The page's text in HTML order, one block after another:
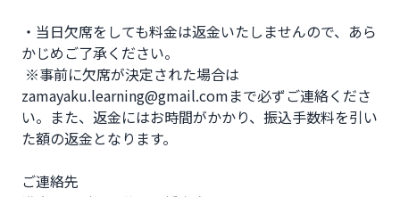
・当日欠席をしても料金は返金いたしませんので、あら
かじめご了承ください。
zamayaku.learning@gmail.comまで必ずご連絡くださ
い。また、返金にはお時間がかかり、振込手数料を引い
た額の返金となります。
ご連絡先